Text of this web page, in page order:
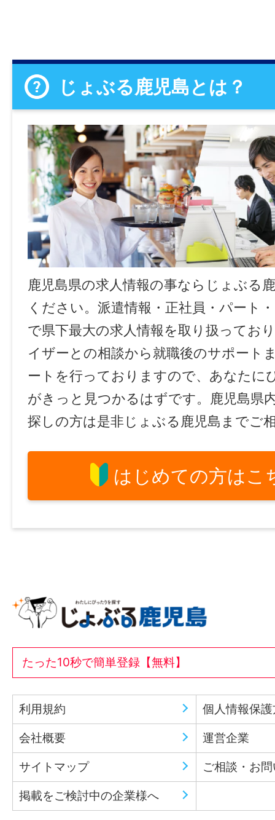
じょぶる鹿児島とは？
鹿児島県の求人情報の事ならじょぶる
ください。派遣情報・正社員・パート
で県下最大の求人情報を取り扱ってお
イザーとの相談から就職後のサポート
ートを行っておりますので、あなたに
がきっと見つかるはずです。鹿児島県
探しの方は是非じょぶる鹿児島までご
はじめての方はこ
たった10秒で簡単登録【無料】
利用規約 個人情報保
会社概要 運営企業
サイトマップ ご相談・お
掲載をご検討中の企業様へ